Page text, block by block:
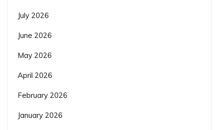
July 2026
June 2026
May 2026
April 2026
February 2026
January 2026